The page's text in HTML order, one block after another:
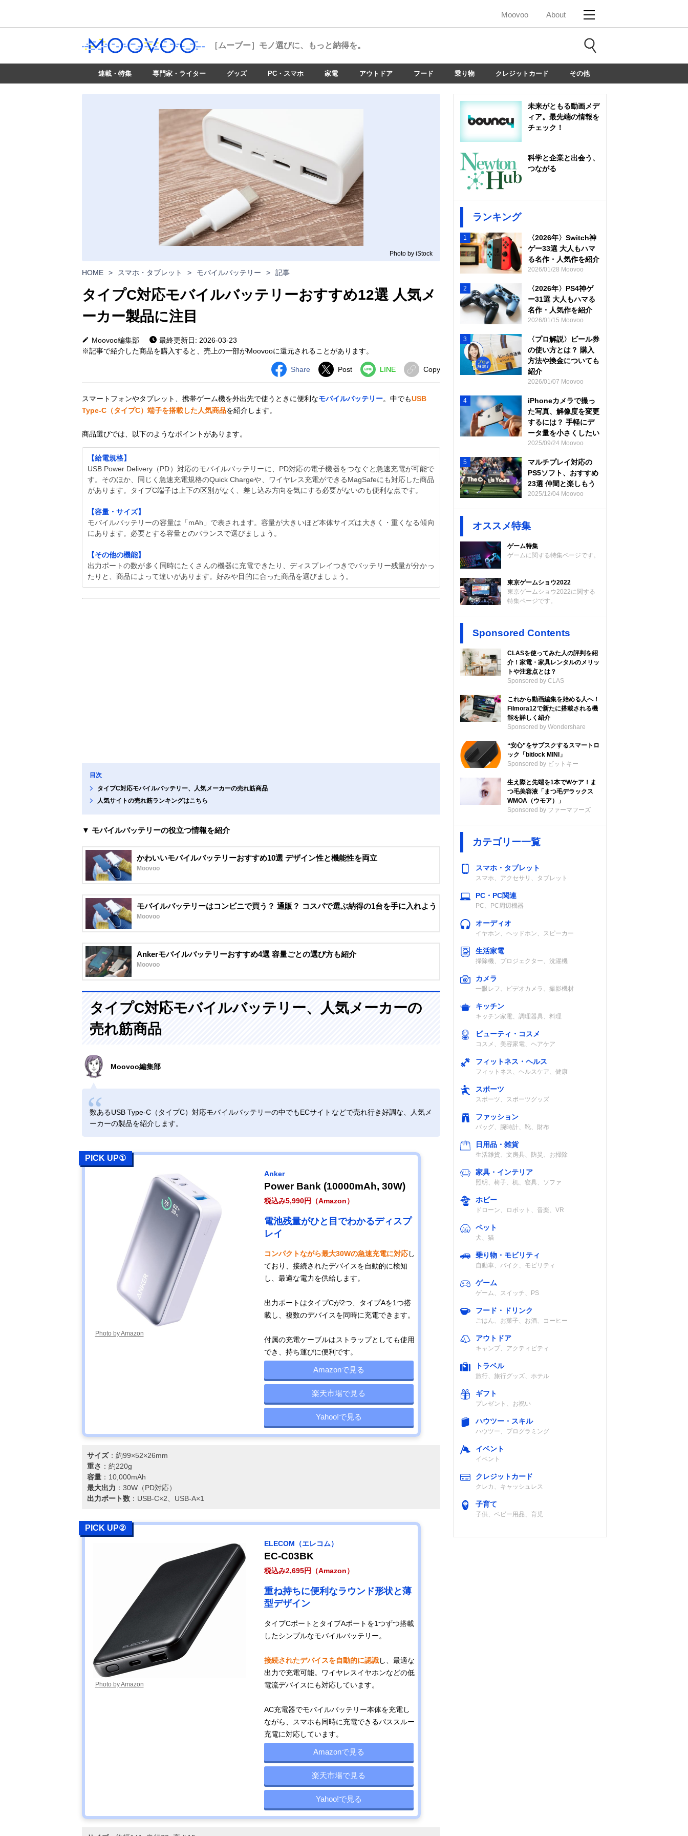
Moovoo About
［ムーブー］ モノ選びに、もっと納得を。
連載・特集 専門家・ライター グッズ PC・スマホ 家電 アウトドア フード 乗り物 クレジットカード その他
Photo by iStock
HOME > スマホ・タブレット > モバイルバッテリー > 記事
タイプC対応モバイルバッテリーおすすめ12選 人気メ
ーカー製品に注目
Moovoo編集部
最終更新日: 2026-03-23
※記事で紹介した商品を購入すると、売上の一部がMoovooに還元されることがあります。
Share Post LINE Copy
スマートフォンやタブレット、携帯ゲーム機を外出先で使うときに便利なモバイルバッテリー。中でもUSB
Type-C（タイプC）端子を搭載した人気商品を紹介します。
商品選びでは、以下のようなポイントがあります。
【給電規格】
USB Power Delivery（PD）対応のモバイルバッテリーに、PD対応の電子機器をつなぐと急速充電が可能で
す。そのほか、同じく急速充電規格のQuick Chargeや、ワイヤレス充電ができるMagSafeにも対応した商品
があります。タイプC端子は上下の区別がなく、差し込み方向を気にする必要がないのも便利な点です。
【容量・サイズ】
モバイルバッテリーの容量は「mAh」で表されます。容量が大きいほど本体サイズは大きく・重くなる傾向
にあります。必要とする容量とのバランスで選びましょう。
【その他の機能】
出力ポートの数が多く同時にたくさんの機器に充電できたり、ディスプレイつきでバッテリー残量が分かっ
たりと、商品によって違いがあります。好みや目的に合った商品を選びましょう。
目次
タイプC対応モバイルバッテリー、人気メーカーの売れ筋商品
人気サイトの売れ筋ランキングはこちら
▼ モバイルバッテリーの役立つ情報を紹介
かわいいモバイルバッテリーおすすめ10選 デザイン性と機能性を両立
Moovoo
モバイルバッテリーはコンビニで買う？ 通販？ コスパで選ぶ納得の1台を手に入れよう
Moovoo
Ankerモバイルバッテリーおすすめ4選 容量ごとの選び方も紹介
Moovoo
タイプC対応モバイルバッテリー、人気メーカーの
売れ筋商品
Moovoo編集部
数あるUSB Type-C（タイプC）対応モバイルバッテリーの中でもECサイトなどで売れ行き好調な、人気メ
ーカーの製品を紹介します。
PICK UP①
Photo by Amazon
Anker
Power Bank (10000mAh, 30W)
税込み5,990円（Amazon）
電池残量がひと目でわかるディスプ
レイ
コンパクトながら最大30Wの急速充電に対応し
ており、接続されたデバイスを自動的に検知
し、最適な電力を供給します。
出力ポートはタイプCが2つ、タイプAを1つ搭
載し、複数のデバイスを同時に充電できます。
付属の充電ケーブルはストラップとしても使用
でき、持ち運びに便利です。
Amazonで見る
楽天市場で見る
Yahoo!で見る
サイズ：約99×52×26mm
重さ ：約220g
容量：10,000mAh
最大出力 ：30W（PD対応）
出力ポート数：USB-C×2、USB-A×1
PICK UP②
Photo by Amazon
ELECOM（エレコム）
EC-C03BK
税込み2,695円（Amazon）
重ね持ちに便利なラウンド形状と薄
型デザイン
タイプCポートとタイプAポートを1つずつ搭載
したシンプルなモバイルバッテリー。
接続されたデバイスを自動的に認識し、最適な
出力で充電可能。ワイヤレスイヤホンなどの低
電流デバイスにも対応しています。
AC充電器でモバイルバッテリー本体を充電し
ながら、スマホも同時に充電できるパススルー
充電に対応しています。
Amazonで見る
楽天市場で見る
Yahoo!で見る
未来がともる動画メデ
ィア。最先端の情報を
チェック！
科学と企業と出会う、
つながる
ランキング
1
〈2026年〉Switch神
ゲー33選 大人もハマ
る名作・人気作を紹介
2026/01/28 Moovoo
2
〈2026年〉PS4神ゲ
ー31選 大人もハマる
名作・人気作を紹介
2026/01/15 Moovoo
3
〈プロ解説〉ビール券
の使い方とは？ 購入
方法や換金についても
紹介
2026/01/07 Moovoo
4
iPhoneカメラで撮っ
た写真、解像度を変更
するには？ 手軽にデ
ータ量を小さくしたい
2025/09/24 Moovoo
5
マルチプレイ対応の
PS5ソフト、おすすめ
23選 仲間と楽しもう
2025/12/04 Moovoo
オススメ特集
ゲーム特集
ゲームに関する特集ページです。
東京ゲームショウ2022
東京ゲームショウ2022に関する
特集ページです。
Sponsored Contents
CLASを使ってみた人の評判を紹
介！家電・家具レンタルのメリッ
トや注意点とは？
Sponsored by CLAS
これから動画編集を始める人へ！
Filmora12で新たに搭載される機
能を詳しく紹介
Sponsored by Wondershare
“安心”をサブスクするスマートロ
ック「bitlock MINI」
Sponsored by ビットキー
生え際と先端を1本でWケア！ま
つ毛美容液「まつ毛デラックス
WMOA（ウモア）」
Sponsored by ファーマフーズ
カテゴリー一覧
スマホ・タブレット
スマホ、アクセサリ、タブレット
PC・PC関連
PC、PC周辺機器
オーディオ
イヤホン、ヘッドホン、スピーカー
生活家電
掃除機、プロジェクター、洗濯機
カメラ
一眼レフ、ビデオカメラ、撮影機材
キッチン
キッチン家電、調理器具、料理
ビューティ・コスメ
コスメ、美容家電、ヘアケア
フィットネス・ヘルス
フィットネス、ヘルスケア、健康
スポーツ
スポーツ、スポーツグッズ
ファッション
バッグ、腕時計、靴、財布
日用品・雑貨
生活雑貨、文房具、防災、お掃除
家具・インテリア
照明、椅子、机、寝具、ソファ
ホビー
ドローン、ロボット、音楽、VR
ペット
犬、猫
乗り物・モビリティ
自動車、バイク、モビリティ
ゲーム
ゲーム、スイッチ、PS
フード・ドリンク
ごはん、お菓子、お酒、コーヒー
アウトドア
キャンプ、アクティビティ
トラベル
旅行、旅行グッズ、ホテル
ギフト
プレゼント、お祝い
ハウツー・スキル
ハウツー、プログラミング
イベント
イベント
クレジットカード
クレカ、キャッシュレス
子育て
子供、ベビー用品、育児